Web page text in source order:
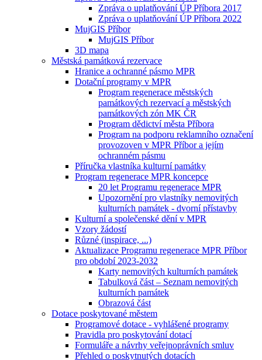
Zpráva o uplatňování ÚP Příbora 2017
Zpráva o uplatňování ÚP Příbora 2022
MujGIS Příbor
MujGIS Příbor
3D mapa
Městská památková rezervace
Hranice a ochranné pásmo MPR
Dotační programy v MPR
Program regenerace městských
památkových rezervací a městských
památkových zón MK ČR
Program dědictví města Příbora
Program na podporu reklamního označení
provozoven v MPR Příbor a jejím
ochranném pásmu
Příručka vlastníka kulturní památky
Program regenerace MPR koncepce
20 let Programu regenerace MPR
Upozornění pro vlastníky nemovitých
kulturních památek - dvorní přístavby
Kulturní a společenské dění v MPR
Vzory žádostí
Různé (inspirace, ...)
Aktualizace Programu regenerace MPR Příbor
pro období 2023-2032
Karty nemovitých kulturních památek
Tabulková část – Seznam nemovitých
kulturních památek
Obrazová část
Dotace poskytované městem
Programové dotace - vyhlášené programy
Pravidla pro poskytování dotací
Formuláře a návrhy veřejnoprávních smluv
Přehled o poskytnutých dotacích